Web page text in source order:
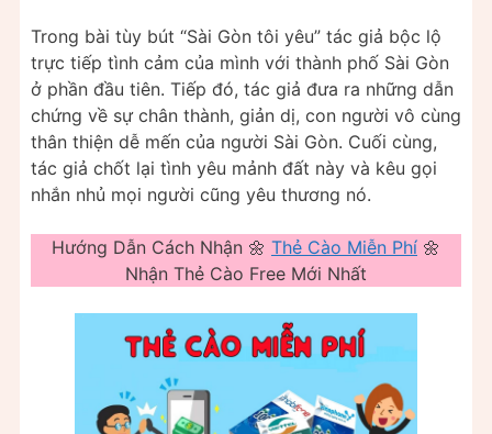
Trong bài tùy bút “Sài Gòn tôi yêu” tác giả bộc lộ
trực tiếp tình cảm của mình với thành phố Sài Gòn
ở phần đầu tiên. Tiếp đó, tác giả đưa ra những dẫn
chứng về sự chân thành, giản dị, con người vô cùng
thân thiện dễ mến của người Sài Gòn. Cuối cùng,
tác giả chốt lại tình yêu mảnh đất này và kêu gọi
nhắn nhủ mọi người cũng yêu thương nó.
Hướng Dẫn Cách Nhận 🌼 Thẻ Cào Miễn Phí 🌼
Nhận Thẻ Cào Free Mới Nhất